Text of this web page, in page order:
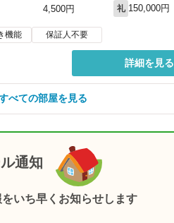
4,500円
礼 150,000円
機能 保証人不要
詳細を見る
べての部屋を見る
通知
いち早くお知らせします